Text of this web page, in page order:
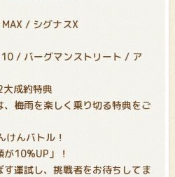
/ シグナスX
/ バーグマンストリート / ア
成約特典
梅雨を楽しく乗り切る特典をご
けんバトル！
10%UP」！
運試し、挑戦者をお待ちしてま